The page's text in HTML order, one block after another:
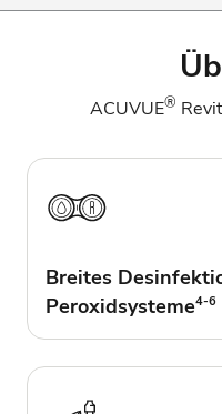
ACUVUE®
Breites
Peroxidsysteme4-6